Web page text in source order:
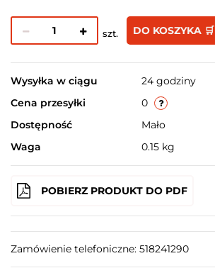
szt. DO KOSZYKA 🛒
Wysyłka w ciągu
24 godziny
Cena przesyłki
0
Dostępność
Mało
Waga
0.15 kg
POBIERZ PRODUKT DO PDF
Zamówienie telefoniczne: 518241290